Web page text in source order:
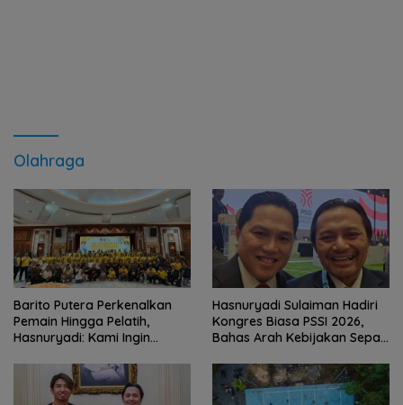
Olahraga
Barito Putera Perkenalkan
Pemain Hingga Pelatih,
Hasnuryadi: Kami Ingin
Hasnuryadi Sulaiman Hadiri
Kongres Biasa PSSI 2026,
Bahas Arah Kebijakan Sepak